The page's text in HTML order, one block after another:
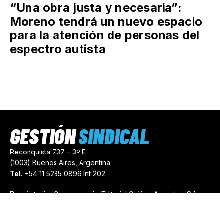
“Una obra justa y necesaria”:
Moreno tendrá un nuevo espacio
para la atención de personas del
espectro autista
Reconquista 737 – 3º E
(1003) Buenos Aires, Argentina
Tel. +54 11 5235 0896 Int 202
Propietario:Comunicación Editorial Gráfica Argentina S.A.
GESTIÓNSINDICAL